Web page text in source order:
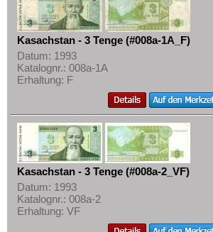
Portugiesisch Indien
Saudi Arabien
Singapur
Sri Lanka
Straits Settlements
Süd-Ossetien
Südkorea
Syrien
Tadschikistan
Taiwan
Mehr über...
Zahlungsbedingungen
Privatsphäre und Datenschutz
Widerrufsbelehrung
Liefer- und Versandkosten
AGB
Impressum
Kasachstan - 3 Tenge (#008a-1A_F)
Datum: 1993
Katalognr.: 008a-1A
Erhaltung: F
Kasachstan - 3 Tenge (#008a-2_VF)
Datum: 1993
Katalognr.: 008a-2
Erhaltung: VF